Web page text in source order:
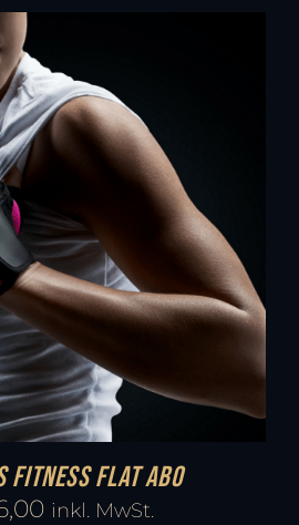
Fitness FLAT Abo
inkl. MwSt.